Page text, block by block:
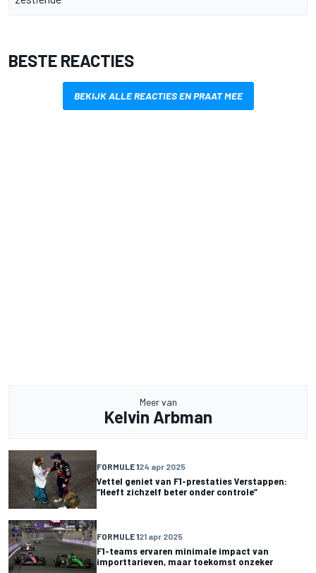
BESTE REACTIES
BEKIJK ALLE REACTIES EN PRAAT MEE
Meer van
Kelvin Arbman
FORMULE 124 apr 2025
Vettel geniet van F1-prestaties Verstappen:
“Heeft zichzelf beter onder controle”
FORMULE 121 apr 2025
F1-teams ervaren minimale impact van
importtarieven, maar toekomst onzeker